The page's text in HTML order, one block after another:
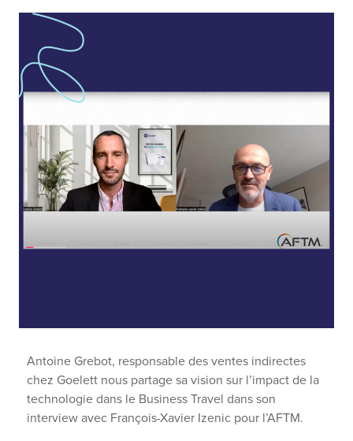
Antoine Grebot, responsable des ventes indirectes
chez Goelett nous partage sa vision sur l’impact de la
technologie dans le Business Travel dans son
interview avec François-Xavier Izenic pour l’AFTM.